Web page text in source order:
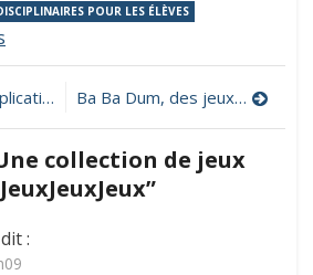
POUR LES ÉLÈVES
de
jeux
éducatifs
sur
JeuxJeuxJeux
la programmation Ba Ba Dum, des jeux visuels pour apprendre du vocabulaire en langue étrangère
collection de jeux
”
dit :